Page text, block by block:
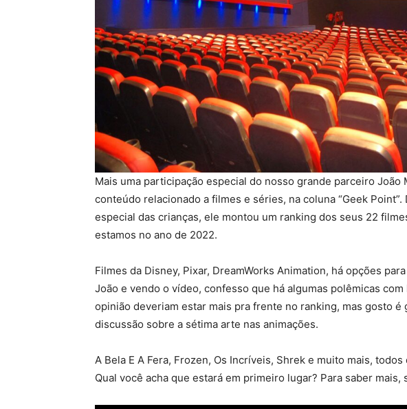
Mais uma participação especial do nosso grande parceiro
conteúdo relacionado a filmes e séries, na coluna “Geek
especial das crianças, ele montou um ranking dos seus 22
estamos no ano de 2022.
Filmes da Disney, Pixar, DreamWorks Animation, há opções
João e vendo o vídeo, confesso que há algumas polêmicas
opinião deveriam estar mais pra frente no ranking, mas gosto é
discussão sobre a sétima arte nas animações.
A Bela E A Fera, Frozen, Os Incríveis, Shrek e muito mais,
Qual você acha que estará em primeiro lugar? Para saber mais,